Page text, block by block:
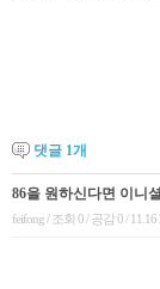
댓글 1개